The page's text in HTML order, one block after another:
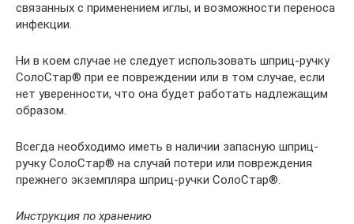
связанных с применением иглы, и возможности переноса
инфекции.
Ни в коем случае не следует использовать шприц-ручку
СолоСтар® при ее повреждении или в том случае, если
нет уверенности, что она будет работать надлежащим
образом.
Всегда необходимо иметь в наличии запасную шприц-
ручку СолоСтар® на случай потери или повреждения
прежнего экземпляра шприц-ручки СолоСтар®.
Инструкция по хранению